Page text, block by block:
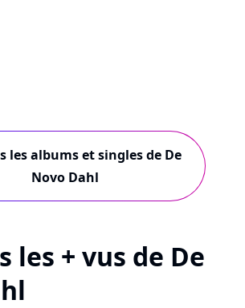
les albums et singles de De
Novo Dahl
les + vus de De